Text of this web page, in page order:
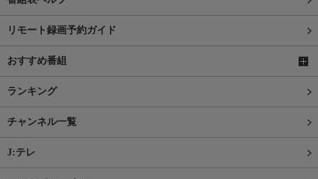
リモート録画予約ガイド
おすすめ番組
ランキング
チャンネル一覧
J:テレ